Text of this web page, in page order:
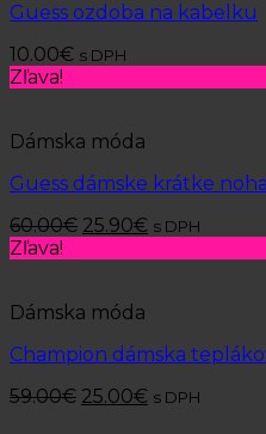
Guess ozdoba na kabelku
10.00€ s DPH
Zľava!
Dámska móda
Guess dámske krátke
60.00€ 25.90€ s DPH
Zľava!
Dámska móda
Champion dámska
59.00€ 25.00€ s DPH